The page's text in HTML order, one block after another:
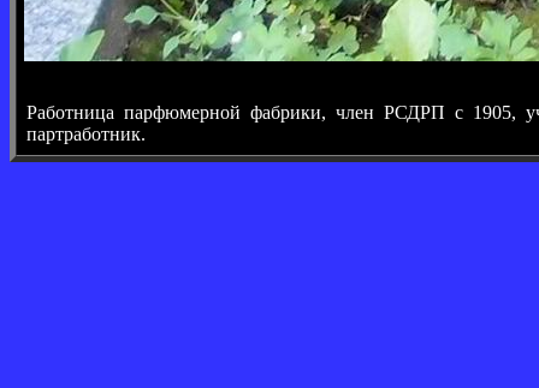
Работница парфюмерной фабрики, член РСДРП с 1905,
партработник.